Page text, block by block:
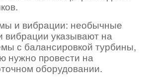
и вибрации: необычные
указывают на
с балансировкой турбины,
нужно провести на
оборудовании.